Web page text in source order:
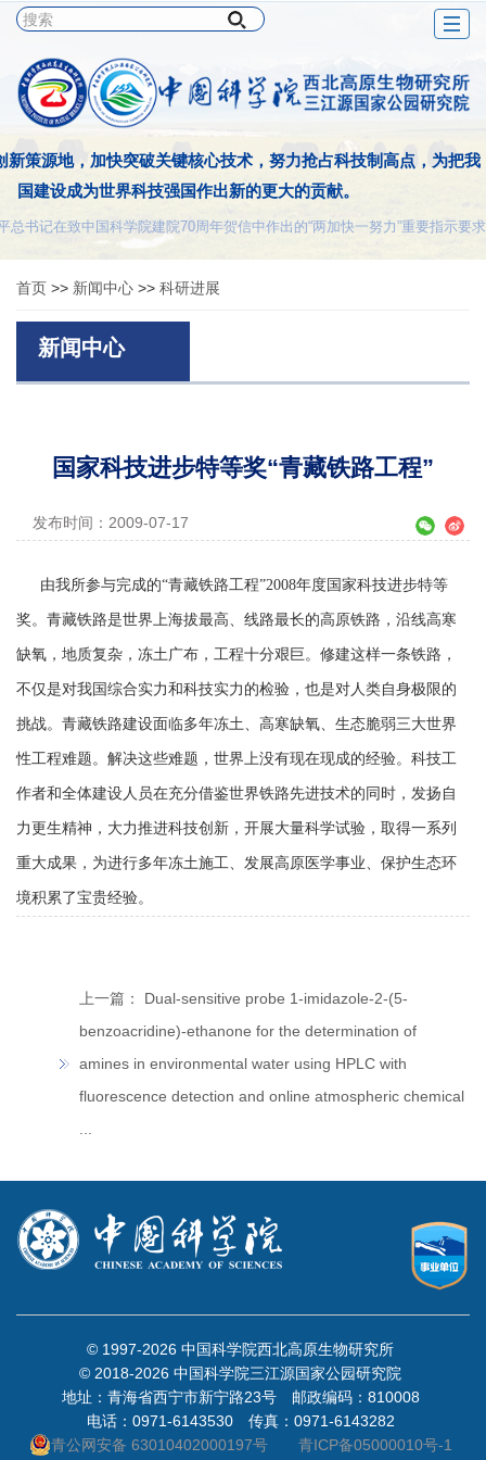
新策源地，加快突破关键核心技术，努力抢占科技制高点，为把我
国建设成为世界科技强国作出新的更大的贡献。
书记在致中国科学院建院70周年贺信中作出的“两加快一努力”重要指示要求
首页 >> 新闻中心 >> 科研进展
新闻中心
国家科技进步特等奖“青藏铁路工程”
发布时间：2009-07-17
由我所参与完成的“青藏铁路工程”2008年度国家科技进步特等
奖。 青藏铁路是世界上海拔最高、线路最长的高原铁路，沿线高寒
缺氧，地质复杂，冻土广布，工程十分艰巨。修建这样一条铁路，
不仅是对我国综合实力和科技实力的检验，也是对人类自身极限的
挑战。青藏铁路建设面临多年冻土、高寒缺氧、生态脆弱三大世界
性工程难题。解决这些难题，世界上没有现在现成的经验。科技工
作者和全体建设人员在充分借鉴世界铁路先进技术的同时，发扬自
力更生精神，大力推进科技创新，开展大量科学试验，取得一系列
重大成果，为进行多年冻土施工、发展高原医学事业、保护生态环
境积累了宝贵经验。
上一篇： Dual-sensitive probe 1-imidazole-2-(5-
benzoacridine)-ethanone for the determination of
amines in environmental water using HPLC with
fluorescence detection and online atmospheric chemical
© 1997-2026 中国科学院西北高原生物研究所
© 2018-2026 中国科学院三江源国家公园研究院
地址：青海省西宁市新宁路23号 邮政编码：810008
电话：0971-6143530 传真：0971-6143282
青公网安备 63010402000197号
青ICP备05000010号-1